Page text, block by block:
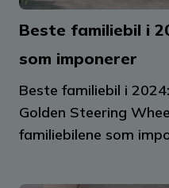
Beste familiebil i
som imponerer
Beste familiebil i
Golden Steering
familiebilene som